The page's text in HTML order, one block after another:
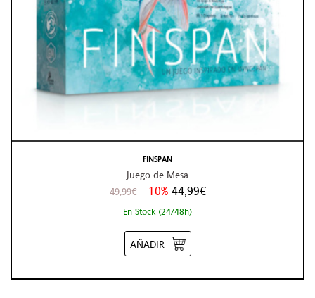
FINSPAN
Juego de Mesa
49,99€ -10% 44,99€
En Stock (24/48h)
AÑADIR